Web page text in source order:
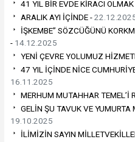
41 YIL BİR EVDE KİRACI
ARALIK AYI İÇİNDE -
İŞKEMBE” SÖZCÜĞÜNÜ
- 14.12.2025
YENİ ÇEVRE YOLUMUZ
47 YIL İÇİNDE NİCE
16.11.2025
MERHUM MUTAHHAR TEMEL’İ
GELİN ŞU TAVUK VE
19.10.2025
İLİMİZİN SAYIN